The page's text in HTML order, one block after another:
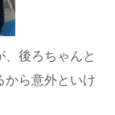
、後ろちゃんと
から意外といけ